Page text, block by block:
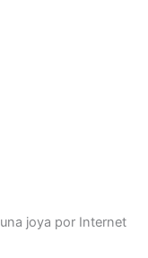
joya por Internet